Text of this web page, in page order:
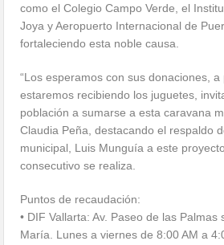
como el Colegio Campo Verde, el
Joya y Aeropuerto Internacional de
fortaleciendo esta noble causa.
“Los esperamos con sus donaciones,
estaremos recibiendo los juguetes,
población a sumarse a esta caravana
Claudia Peña, destacando el respaldo
municipal, Luis Munguía a este
consecutivo se realiza.
Puntos de recaudación:
• DIF Vallarta: Av. Paseo de las
María. Lunes a viernes de 8:00 AM a